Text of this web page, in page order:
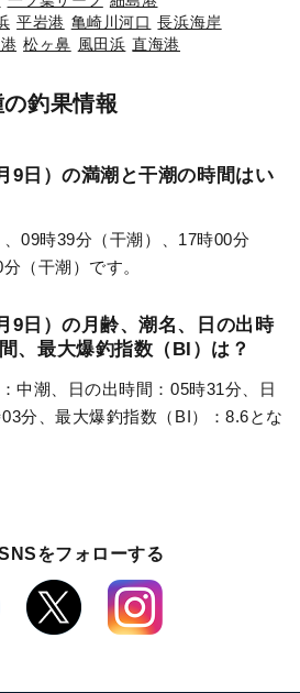
平岩港 亀崎川河口 長浜海岸
松ヶ鼻 風田浜 直海港
釣果情報
9日）の満潮と干潮の時間はい
09時39分（干潮）、17時00分
（干潮）です。
9日）の月齢、潮名、日の出時
、最大爆釣指数（BI）は？
中潮、日の出時間：05時31分、日
分、最大爆釣指数（BI）：8.6とな
をフォローする